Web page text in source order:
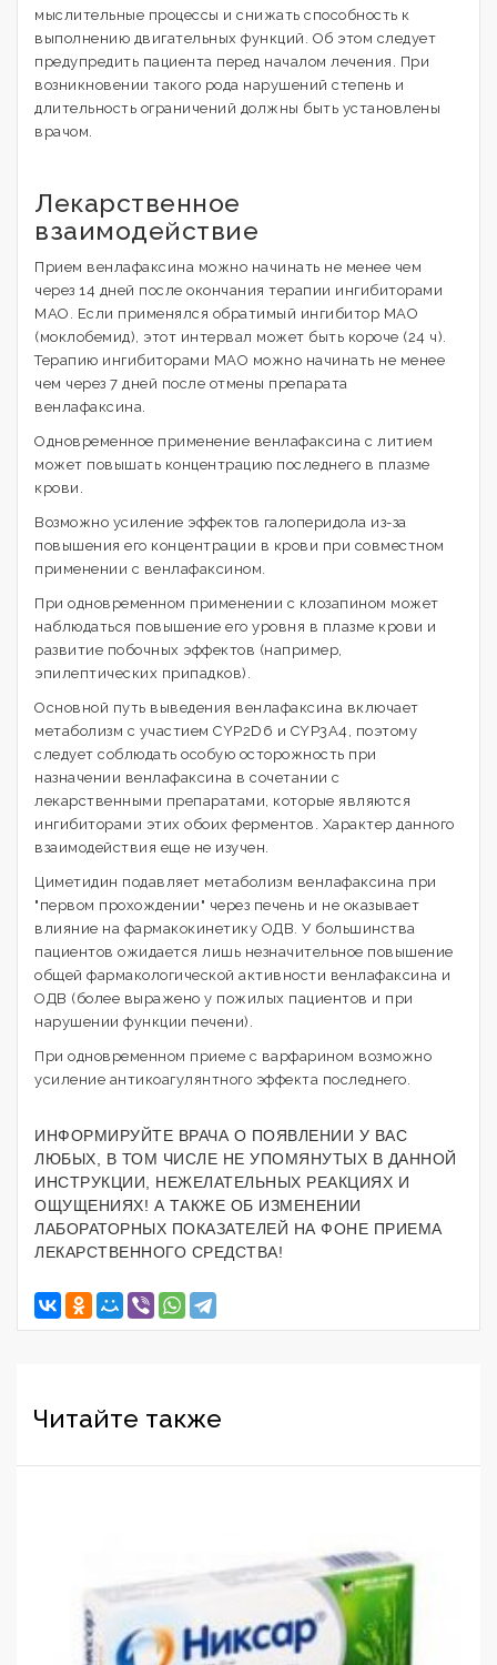
мыслительные процессы и снижать способность к
выполнению двигательных функций. Об этом следует
предупредить пациента перед началом лечения. При
возникновении такого рода нарушений степень и
длительность ограничений должны быть установлены
врачом.
Лекарственное
взаимодействие
Прием венлафаксина можно начинать не менее чем
через 14 дней после окончания терапии ингибиторами
МАО. Если применялся обратимый ингибитор МАО
(моклобемид), этот интервал может быть короче (24 ч).
Терапию ингибиторами МАО можно начинать не менее
чем через 7 дней после отмены препарата
венлафаксина.
Одновременное применение венлафаксина с литием
может повышать концентрацию последнего в плазме
крови.
Возможно усиление эффектов галоперидола из-за
повышения его концентрации в крови при совместном
применении с венлафаксином.
При одновременном применении с клозапином может
наблюдаться повышение его уровня в плазме крови и
развитие побочных эффектов (например,
эпилептических припадков).
Основной путь выведения венлафаксина включает
метаболизм с участием CYP2D6 и CYP3A4, поэтому
следует соблюдать особую осторожность при
назначении венлафаксина в сочетании с
лекарственными препаратами, которые являются
ингибиторами этих обоих ферментов. Характер данного
взаимодействия еще не изучен.
Циметидин подавляет метаболизм венлафаксина при
"первом прохождении" через печень и не оказывает
влияние на фармакокинетику ОДВ. У большинства
пациентов ожидается лишь незначительное повышение
общей фармакологической активности венлафаксина и
ОДВ (более выражено у пожилых пациентов и при
нарушении функции печени).
При одновременном приеме с варфарином возможно
усиление антикоагулянтного эффекта последнего.
ИНФОРМИРУЙТЕ ВРАЧА О ПОЯВЛЕНИИ У ВАС
ЛЮБЫХ, В ТОМ ЧИСЛЕ НЕ УПОМЯНУТЫХ В ДАННОЙ
ИНСТРУКЦИИ, НЕЖЕЛАТЕЛЬНЫХ РЕАКЦИЯХ И
ОЩУЩЕНИЯХ! А ТАКЖЕ ОБ ИЗМЕНЕНИИ
ЛАБОРАТОРНЫХ ПОКАЗАТЕЛЕЙ НА ФОНЕ ПРИЕМА
ЛЕКАРСТВЕННОГО СРЕДСТВА!
Читайте также